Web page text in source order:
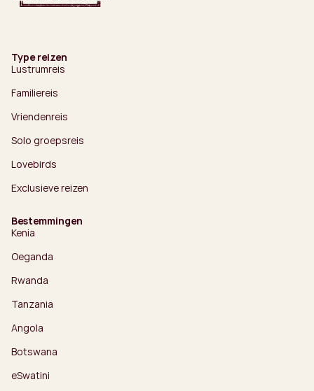
Type reizen
Lustrumreis
Familiereis
Vriendenreis
Solo groepsreis
Lovebirds
Exclusieve reizen
Bestemmingen
Kenia
Oeganda
Rwanda
Tanzania
Angola
Botswana
eSwatini